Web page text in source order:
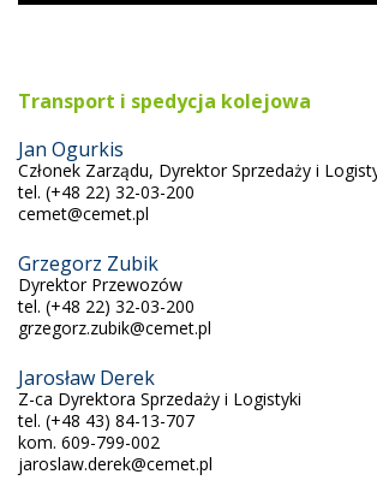
Transport i spedycja kolejowa
Jan Ogurkis
Członek Zarządu, Dyrektor Sprzedaży i
tel. (+48 22) 32-03-200
cemet@cemet.pl
Grzegorz Zubik
Dyrektor Przewozów
tel. (+48 22) 32-03-200
grzegorz.zubik@cemet.pl
Jarosław Derek
Z-ca Dyrektora Sprzedaży i Logistyki
tel. (+48 43) 84-13-707
kom. 609-799-002
jaroslaw.derek@cemet.pl